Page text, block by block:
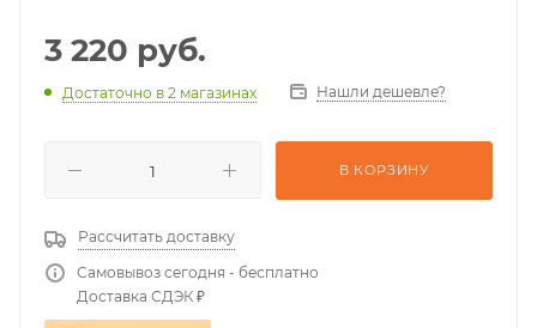
3 220 руб.
Достаточно в 2 магазинах Нашли дешевле?
В КОРЗИНУ
Рассчитать доставку
Самовывоз сегодня - бесплатно
Доставка СДЭК ₽